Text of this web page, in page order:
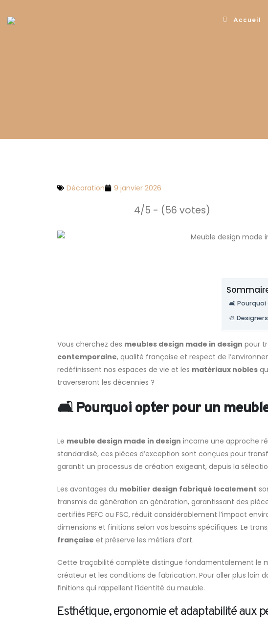
Accueil
Décoration 9 janvier 2026
4/5 - (56 votes)
🛋️ Pourquoi
🎨
Vous cherchez des meubles design made in design pour
contemporaine, qualité française et respect de
redéfinissent nos espaces de vie et les matériaux nobles
traverseront les décennies ?
🛋️ Pourquoi opter pour un
Le meuble design made in design incarne une approche
standardisé, ces pièces d’exception sont conçues pour
garantit un processus de création exigeant, depuis la
Les avantages du mobilier design fabriqué localement
transmis de génération en génération, garantissant des
certifiés PEFC ou FSC, réduit considérablement l’impact
dimensions et finitions selon vos besoins spécifiques. Le
française et préserve les métiers d’art.
Cette traçabilité complète distingue fondamentalement le
créateur et les conditions de fabrication. Pour aller plus loin
finitions qui rappellent l’identité du meuble.
Esthétique, ergonomie et adaptabilité aux